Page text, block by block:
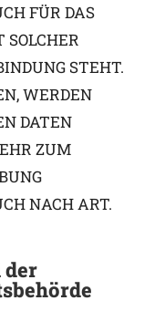
FÜR DAS
STEHT.
WERDEN
DATEN
ZUM
NACH ART.
der